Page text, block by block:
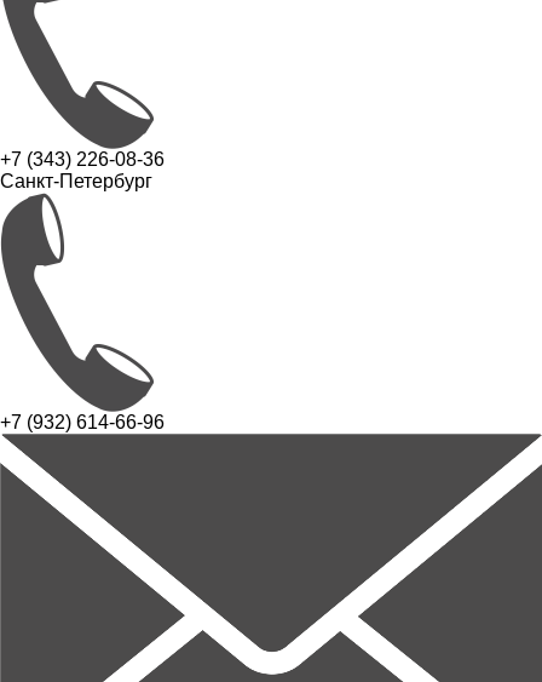
+7 (343) 226-08-36
Санкт-Петербург
+7 (932) 614-66-96